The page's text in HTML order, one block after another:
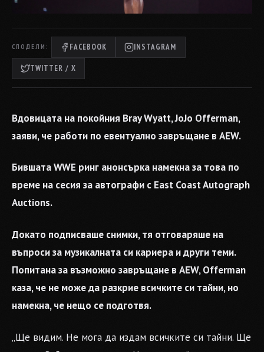
СПОДЕЛИ: FACEBOOK INSTAGRAM
TWITTER / X
Вдовицата на покойния Bray Wyatt, JoJo Offerman,
заяви, че работи по евентуално завръщане в AEW.
Бившата WWE ринг анонсърка намекна за това по
време на сесия за автографи с East Coast Autograph
Auctions.
Докато подписваше снимки, тя отговаряше на
въпроси за музикалната си кариера и други теми.
Попитана за възможно завръщане в AEW, Offerman
каза, че не може да разкрие всичките си тайни, но
намекна, че нещо се подготвя.
„Ще видим. Не мога да издам всичките си тайни. Ще